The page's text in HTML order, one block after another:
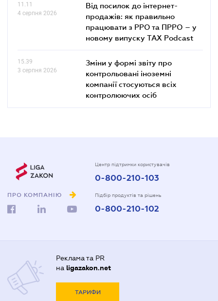
11.11
4 серпня 2026
Від посилок до інтернет-
продажів: як правильно
працювати з РРО та ПРРО – у
новому випуску TAX Podcast
15.39
3 серпня 2026
Зміни у формі звіту про
контрольовані іноземні
компанії стосуються всіх
контролюючих осіб
ПРО КОМПАНІЮ
Центр підтримки користувачів
0-800-210-103
Підбір продуктів та рішень
0-800-210-102
Реклама та PR
на ligazakon.net
ТАРИФИ